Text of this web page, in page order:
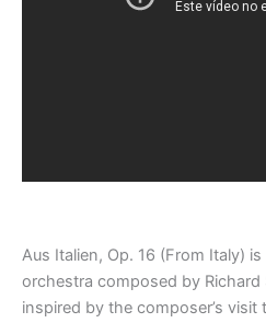
Aus Italien, Op. 16 (From Italy)
orchestra composed by Richard
inspired by the composer’s